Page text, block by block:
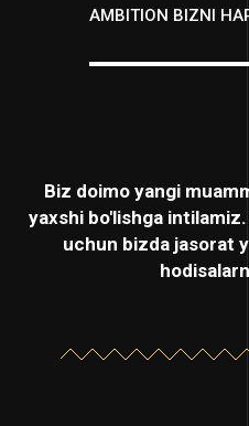
AMBITION BIZNI
Biz doimo yangi
yaxshi bo'lishga
uchun bizda jasorat